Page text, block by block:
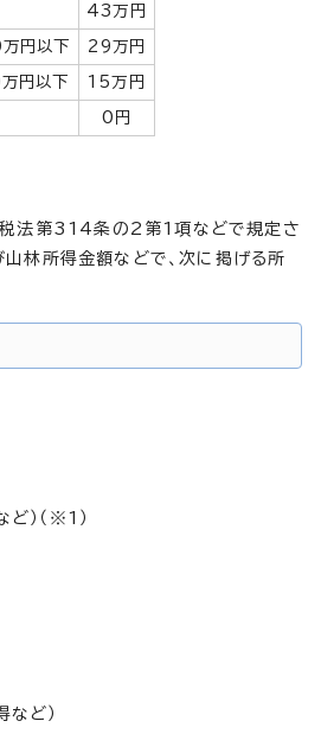
43万円
円以下 29万円
円以下 15万円
0円
税法第314条の2第1項などで規定さ
林所得金額などで、次に掲げる所
）（※1）
など）